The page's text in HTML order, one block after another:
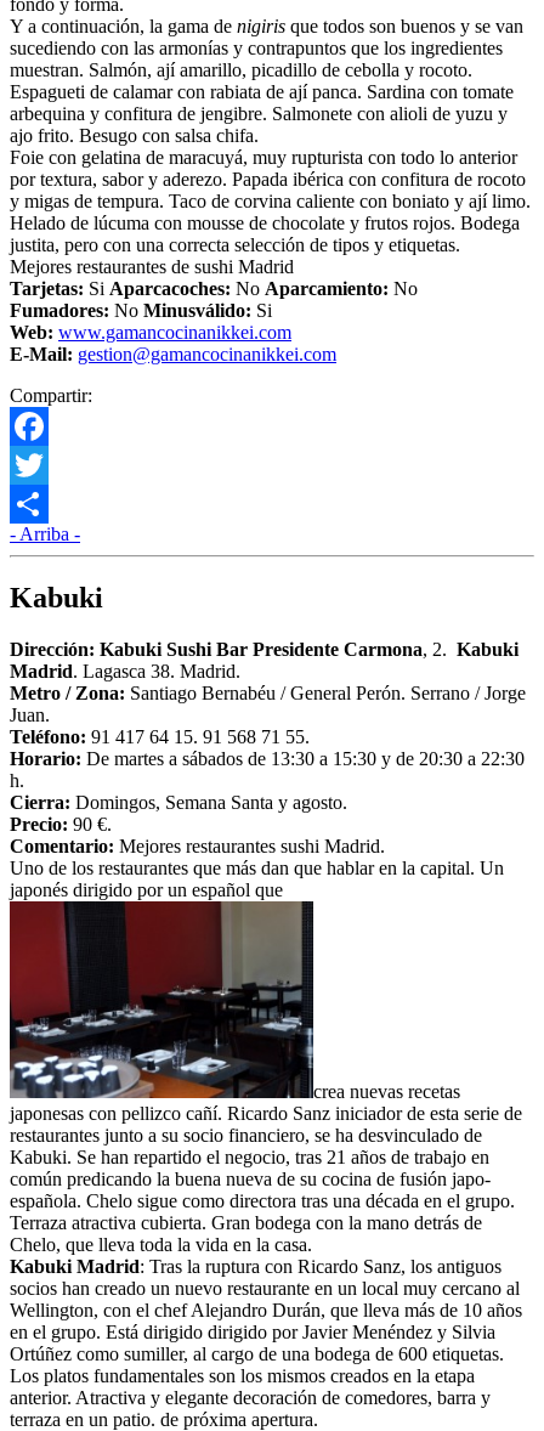
fondo y forma.
Y a continuación, la gama de nigiris que todos son buenos y se van
sucediendo con las armonías y contrapuntos que los ingredientes
muestran. Salmón, ají amarillo, picadillo de cebolla y rocoto.
Espagueti de calamar con rabiata de ají panca. Sardina con tomate
arbequina y confitura de jengibre. Salmonete con alioli de yuzu y
ajo frito. Besugo con salsa chifa.
Foie con gelatina de maracuyá, muy rupturista con todo lo anterior
por textura, sabor y aderezo. Papada ibérica con confitura de rocoto
y migas de tempura. Taco de corvina caliente con boniato y ají limo.
Helado de lúcuma con mousse de chocolate y frutos rojos. Bodega
justita, pero con una correcta selección de tipos y etiquetas.
Mejores restaurantes de sushi Madrid
Tarjetas: Si Aparcacoches: No Aparcamiento: No
Fumadores: No Minusválido: Si
Web: www.gamancocinanikkei.com
E-Mail: gestion@gamancocinanikkei.com
Compartir:
Facebook
Twitter
Compartir
- Arriba -
Kabuki
Dirección: Kabuki Sushi Bar Presidente Carmona, 2. Kabuki
Madrid. Lagasca 38. Madrid.
Metro / Zona: Santiago Bernabéu / General Perón. Serrano / Jorge
Juan.
Teléfono: 91 417 64 15. 91 568 71 55.
Horario: De martes a sábados de 13:30 a 15:30 y de 20:30 a 22:30
h.
Cierra: Domingos, Semana Santa y agosto.
Precio: 90 €.
Comentario: Mejores restaurantes sushi Madrid.
Uno de los restaurantes que más dan que hablar en la capital. Un
japonés dirigido por un español que
crea nuevas recetas
japonesas con pellizco cañí. Ricardo Sanz iniciador de esta serie de
restaurantes junto a su socio financiero, se ha desvinculado de
Kabuki. Se han repartido el negocio, tras 21 años de trabajo en
común predicando la buena nueva de su cocina de fusión japo-
española. Chelo sigue como directora tras una década en el grupo.
Terraza atractiva cubierta. Gran bodega con la mano detrás de
Chelo, que lleva toda la vida en la casa.
Kabuki Madrid: Tras la ruptura con Ricardo Sanz, los antiguos
socios han creado un nuevo restaurante en un local muy cercano al
Wellington, con el chef Alejandro Durán, que lleva más de 10 años
en el grupo. Está dirigido dirigido por Javier Menéndez y Silvia
Ortúñez como sumiller, al cargo de una bodega de 600 etiquetas.
Los platos fundamentales son los mismos creados en la etapa
anterior. Atractiva y elegante decoración de comedores, barra y
terraza en un patio. de próxima apertura.